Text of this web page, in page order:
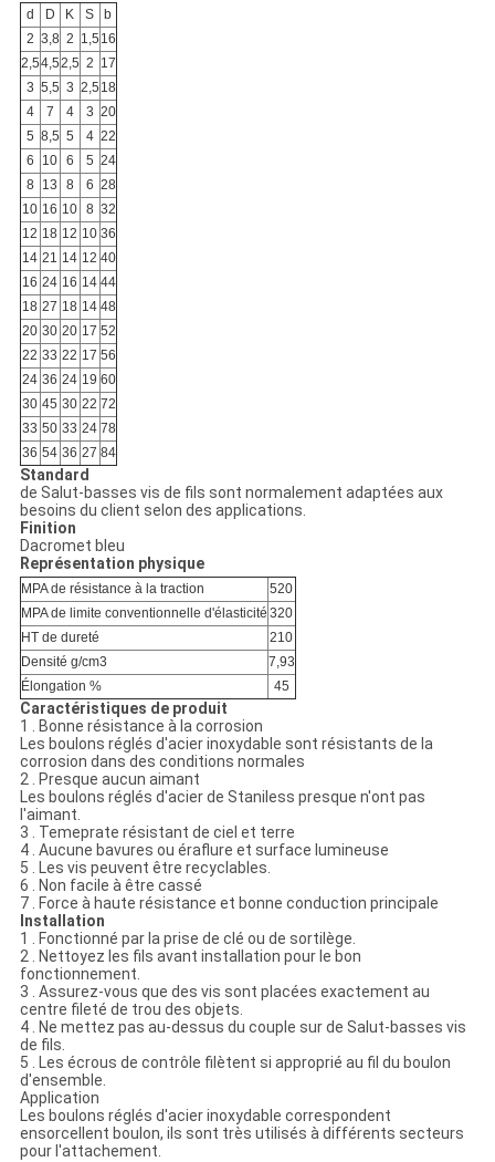
d D K S
b
2 3,8 2 1,5 16
2,54,52,5 2 17
3 5,5 3 2,5 18
4
7 4 3 20
5 8,5 5 4 22
6
10 6 5 24
8 13 8 6 28
10 16 10 8 32
12 18 12 10 36
14 21 14 12 40
16 24 16 14 44
18 27 18 14 48
20 30 20 17 52
22 33 22 17 56
24 36 24 19 60
30 45 30 22 72
33 50 33 24 78
36 54 36 27 84
Standard
de Salut-basses vis de fils sont normalement adaptées aux
besoins du client selon des applications.
Finition
Dacromet bleu
Représentation physique
MPA de résistance à la traction
520
MPA de limite conventionnelle d'élasticité 320
HT de dureté
210
Densité g/cm3
7,93
Élongation %
45
Caractéristiques de produit
1 . Bonne résistance à la corrosion
Les boulons réglés d'acier inoxydable sont résistants de la
corrosion dans des conditions normales
2 . Presque aucun aimant
Les boulons réglés d'acier de Staniless presque n'ont pas
l'aimant.
3 . Temeprate résistant de ciel et terre
4 . Aucune bavures ou éraflure et surface lumineuse
5 . Les vis peuvent être recyclables.
6 . Non facile à être cassé
7 . Force à haute résistance et bonne conduction principale
Installation
1 . Fonctionné par la prise de clé ou de sortilège.
2 . Nettoyez les fils avant installation pour le bon
fonctionnement.
3 . Assurez-vous que des vis sont placées exactement au
centre fileté de trou des objets.
4 . Ne mettez pas au-dessus du couple sur de Salut-basses vis
de fils.
5 . Les écrous de contrôle filètent si approprié au fil du boulon
d'ensemble.
Application
Les boulons réglés d'acier inoxydable correspondent
ensorcellent boulon, ils sont très utilisés à différents secteurs
pour l'attachement.